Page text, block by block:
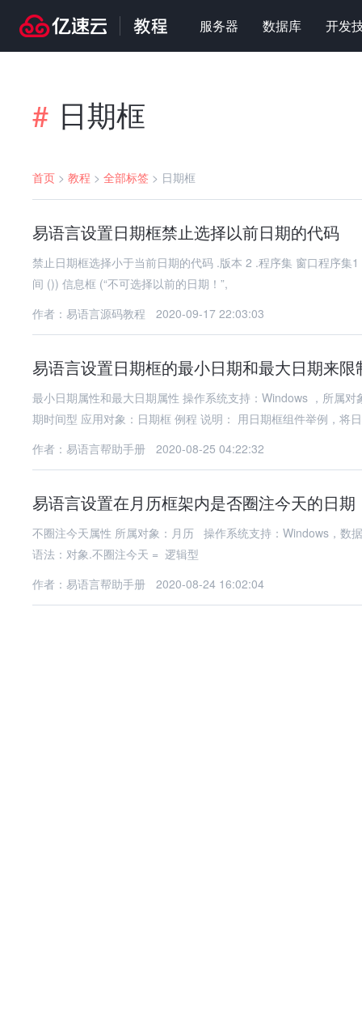
服务器 数据库 开发
# 日期框
首页 > 教程 > 全部标签 > 日期框
易语言设置日期框禁止选择以前日期的代码
禁止日期框选择小于当前日期的代码 .版本 2 .程序集 窗口程序集1 .子程序 _日期框_选择日期被改变 .如果真 (日期框.今天 ＜ 取现行时
间 ()) 信息框 (“不可选择以前的日期！”,
作者：易语言源码教程
2020-09-17 22:03:03
易语言设置日期框的最小日期和最大日期来
最小日期属性和最大日期属性 操作系统支持：Windows ，所属
期时间型 应用对象：日期框 例程 说明： 用日期框组件举例，将日
作者：易语言帮助手册
2020-08-25 04:22:32
易语言设置在月历框架内是否圈注今天的日期
不圈注今天属性 所属对象：月历 操作系统支持：Windows，数
语法：对象.不圈注今天 = 逻辑型
作者：易语言帮助手册
2020-08-24 16:02:04